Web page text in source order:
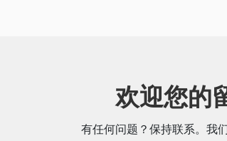
欢迎您的
有任何问题？保持联系。我